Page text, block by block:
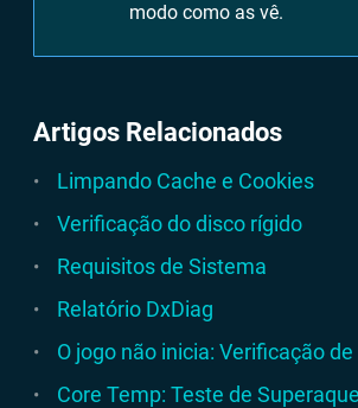
modo como as vê.
Artigos Relacionados
Limpando Cache e Cookies
Verificação do disco rígido
Requisitos de Sistema
Relatório DxDiag
O jogo não inicia: Verificação
Core Temp: Teste de